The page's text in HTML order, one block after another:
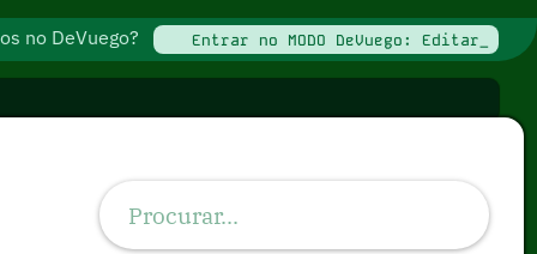
no DeVuego? Entrar no MODO DeVuego: Editar_